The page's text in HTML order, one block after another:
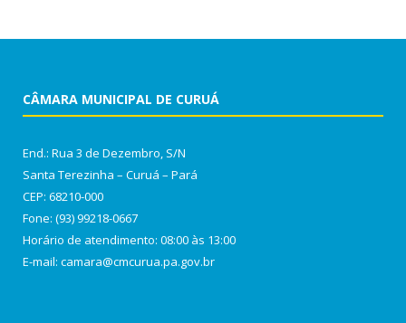
CÂMARA MUNICIPAL DE CURUÁ
End.: Rua 3 de Dezembro, S/N
Santa Terezinha – Curuá – Pará
CEP: 68210-000
Fone: (93) 99218-0667
Horário de atendimento: 08:00 às 13:00
E-mail: camara@cmcurua.pa.gov.br